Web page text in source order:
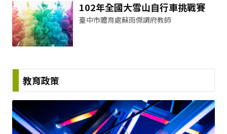
102年全國大雪山自行車挑戰賽
臺中市體育處蘇雨傑調府教師
教育政策